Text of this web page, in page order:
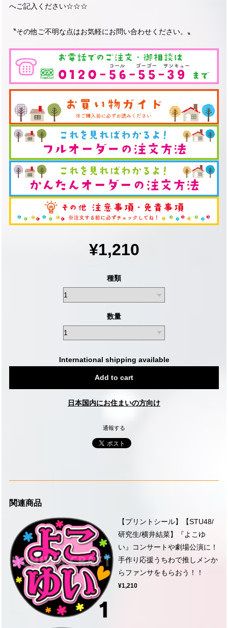
へご記入ください☆☆☆
〝その他ご不明な点はお気軽にお問い合わせください。〟
¥1,210
種類
数量
International shipping available
Add to cart
日本国内にお住まいの方向け
通報する
関連商品
【プリントシール】【STU48/
研究生/横井結菜】『よこゆ
い』コンサートや劇場公演に！
手作り応援うちわで推しメンか
らファンサをもらおう！！
¥1,210